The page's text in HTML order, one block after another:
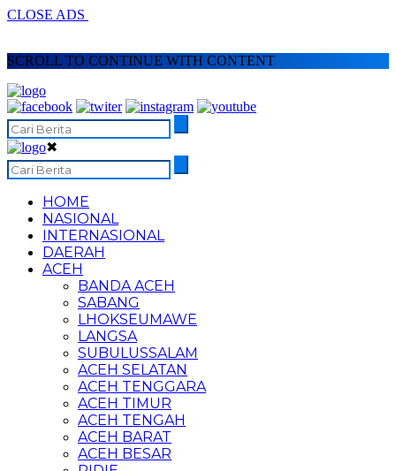
CLOSE ADS
SCROLL TO CONTINUE WITH CONTENT
✖
HOME
NASIONAL
INTERNASIONAL
DAERAH
ACEH
BANDA ACEH
SABANG
LHOKSEUMAWE
LANGSA
SUBULUSSALAM
ACEH SELATAN
ACEH TENGGARA
ACEH TIMUR
ACEH TENGAH
ACEH BARAT
ACEH BESAR